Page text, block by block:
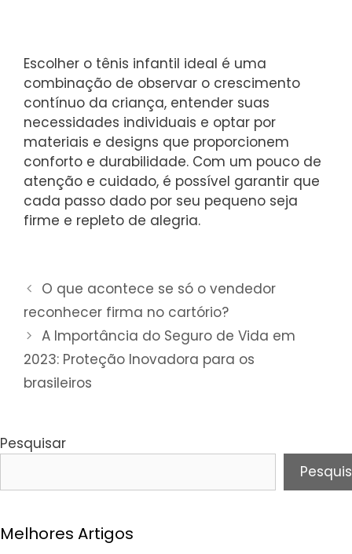
Escolher o tênis infantil ideal é uma
combinação de observar o crescimento
contínuo da criança, entender suas
necessidades individuais e optar por
materiais e designs que proporcionem
conforto e durabilidade. Com um pouco de
atenção e cuidado, é possível garantir que
cada passo dado por seu pequeno seja
firme e repleto de alegria.
O que acontece se só o vendedor
reconhecer firma no cartório?
A Importância do Seguro de Vida em
2023: Proteção Inovadora para os
brasileiros
Pesquisar
Melhores Artigos